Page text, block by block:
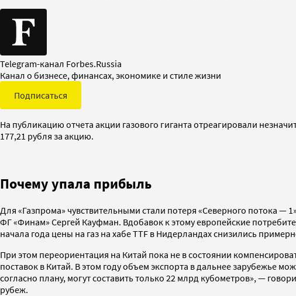
Telegram-канал Forbes.Russia
Канал о бизнесе, финансах, экономике и стиле жизни
Подписаться
На публикацию отчета акции газового гиганта отреагировали
177,21 рубля за акцию.
Почему упала прибыль
Для «Газпрома» чувствительными стали потеря «Северного потока —
ФГ «Финам» Сергей Кауфман. Вдобавок к этому европейские
начала года цены на газ на хабе TTF в Нидерландах снизились
При этом переориентация на Китай пока не в состоянии
поставок в Китай. В этом году объем экспорта в дальнее зарубежье
согласно плану, могут составить только 22 млрд кубометров», —
рубеж.